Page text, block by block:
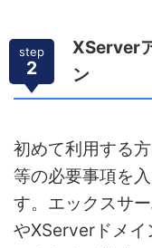
step
2
XServer
ン
初めて利用する
等の必要事項を
す。エックスサ
やXServerドメイ